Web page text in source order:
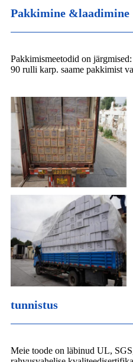
Pakkimine &laadimine
Pakkimismeetodid on
90 rulli karp. saame pakkimist
tunnistus
Meie toode on läbinud UL,